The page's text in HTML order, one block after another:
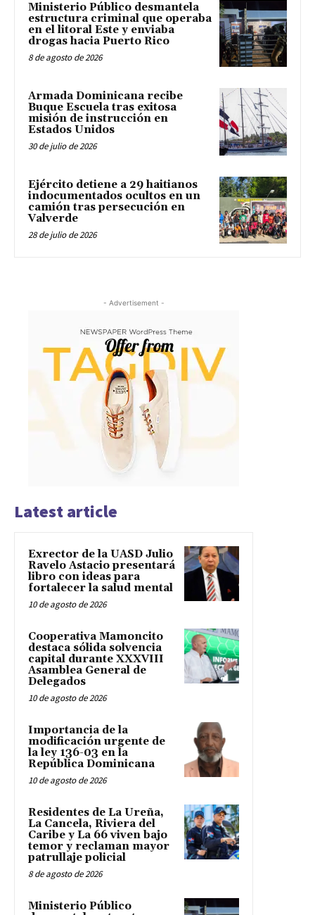
Ministerio Público desmantela
estructura criminal que operaba
en el litoral Este y enviaba
drogas hacia Puerto Rico
8 de agosto de 2026
Armada Dominicana recibe
Buque Escuela tras exitosa
misión de instrucción en
Estados Unidos
30 de julio de 2026
Ejército detiene a 29 haitianos
indocumentados ocultos en un
camión tras persecución en
Valverde
28 de julio de 2026
- Advertisement -
Latest article
Exrector de la UASD Julio
Ravelo Astacio presentará
libro con ideas para
fortalecer la salud mental
10 de agosto de 2026
Cooperativa Mamoncito
destaca sólida solvencia
capital durante XXXVIII
Asamblea General de
Delegados
10 de agosto de 2026
Importancia de la
modificación urgente de
la ley 136-03 en la
República Dominicana
10 de agosto de 2026
Residentes de La Ureña,
La Cancela, Riviera del
Caribe y La 66 viven bajo
temor y reclaman mayor
patrullaje policial
8 de agosto de 2026
Ministerio Público